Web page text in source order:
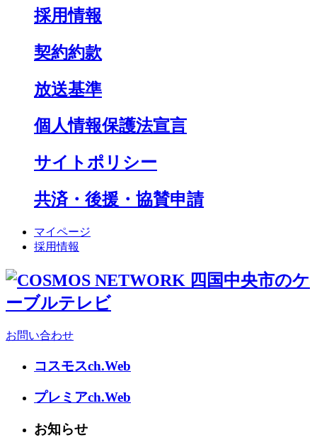
採用情報
契約約款
放送基準
個人情報保護法宣言
サイトポリシー
共済・後援・協賛申請
マイページ
採用情報
お問い合わせ
コスモスch.Web
プレミアch.Web
お知らせ